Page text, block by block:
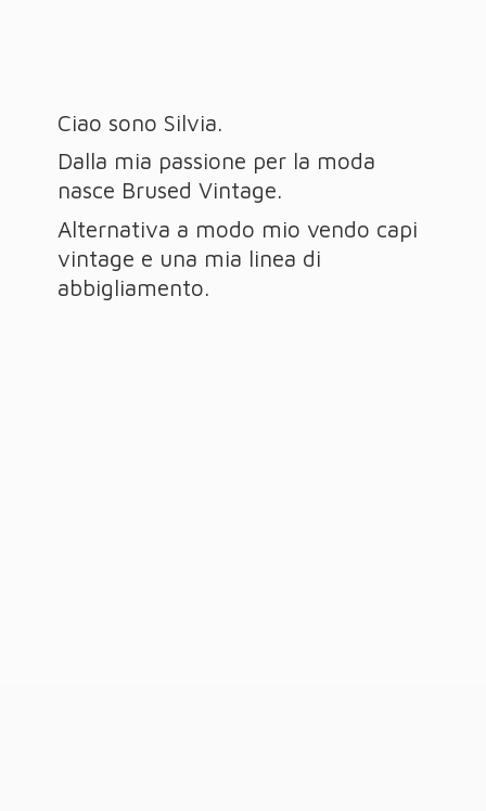
Ciao sono Silvia.
Dalla mia passione per la moda
nasce Brused Vintage.
Alternativa a modo mio vendo capi
vintage e una mia linea di
abbigliamento.